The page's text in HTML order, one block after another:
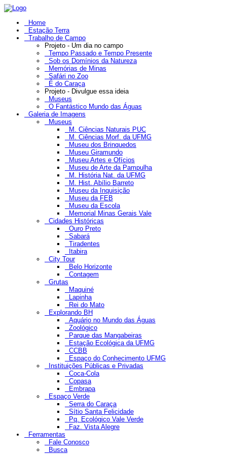
Home
Estação Terra
Trabalho de Campo
Projeto - Um dia no campo
Tempo Passado e Tempo Presente
Sob os Domínios da Natureza
Memórias de Minas
Safári no Zoo
É do Caraça
Projeto - Divulgue essa ideia
Museus
O Fantástico Mundo das Águas
Galeria de Imagens
Museus
M. Ciências Naturais PUC
M. Ciências Morf. da UFMG
Museu dos Brinquedos
Museu Giramundo
Museu Artes e Ofícios
Museu de Arte da Pampulha
M. História Nat. da UFMG
M. Hist. Abílio Barreto
Museu da Inquisição
Museu da FEB
Museu da Escola
Memorial Minas Gerais Vale
Cidades Históricas
Ouro Preto
Sabará
Tiradentes
Itabira
City Tour
Belo Horizonte
Contagem
Grutas
Maquiné
Lapinha
Rei do Mato
Explorando BH
Aquário no Mundo das Águas
Zoológico
Parque das Mangabeiras
Estação Ecológica da UFMG
CCBB
Espaço do Conhecimento UFMG
Instituições Públicas e Privadas
Coca-Cola
Copasa
Embrapa
Espaço Verde
Serra do Caraça
Sítio Santa Felicidade
Pq. Ecológico Vale Verde
Faz. Vista Alegre
Ferramentas
Fale Conosco
Busca